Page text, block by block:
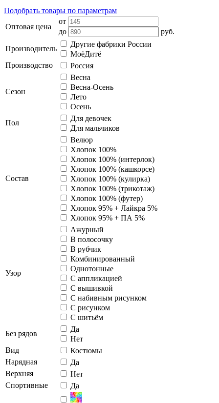
Подобрать товары по параметрам
Оптовая цена
от
до
руб.
Производитель
Другие фабрики России
МоёДитё
Производство
Россия
Сезон
Весна
Весна-Осень
Лето
Осень
Пол
Для девочек
Для мальчиков
Состав
Велюр
Хлопок 100%
Хлопок 100% (интерлок)
Хлопок 100% (кашкорсе)
Хлопок 100% (кулирка)
Хлопок 100% (трикотаж)
Хлопок 100% (футер)
Хлопок 95% + Лайкра 5%
Хлопок 95% + ПА 5%
Узор
Ажурный
В полосочку
В рубчик
Комбинированный
Однотонные
С аппликацией
С вышивкой
С набивным рисунком
С рисунком
С шитьём
Без рядов
Да
Нет
Вид
Костюмы
Нарядная
Да
Верхняя
Нет
Спортивные
Да